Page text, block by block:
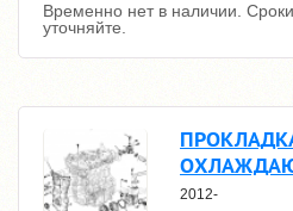
Временно нет в наличии.
уточняйте.
2012-